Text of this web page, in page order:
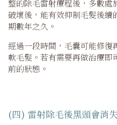
整的除毛雷射療程後，多數處
破壞後，能有效抑制毛髮後續
期數年之久。
經過一段時間，毛囊可能修
軟毛髮。若有需要再做治療即
前的狀態。
(四) 雷射除毛後黑頭會消